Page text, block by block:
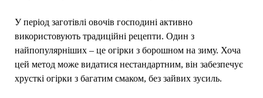
У період заготівлі овочів господині активно
використовують традиційні рецепти. Один з
найпопулярніших – це огірки з борошном на зиму. Хоча
цей метод може видатися нестандартним, він забезпечує
хрусткі огірки з багатим смаком, без зайвих зусиль.